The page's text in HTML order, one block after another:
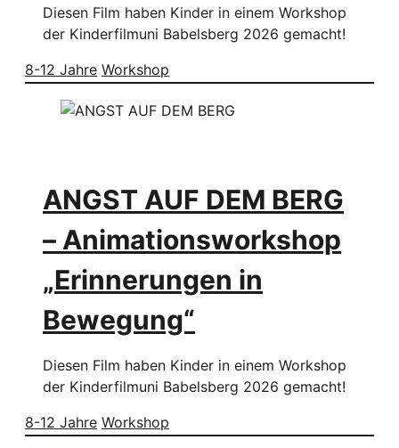
Diesen Film haben Kinder in einem Workshop
der Kinderfilmuni Babelsberg 2026 gemacht!
8-12 Jahre Workshop
ANGST AUF DEM BERG
– Animationsworkshop
„Erinnerungen in
Bewegung“
Diesen Film haben Kinder in einem Workshop
der Kinderfilmuni Babelsberg 2026 gemacht!
8-12 Jahre Workshop